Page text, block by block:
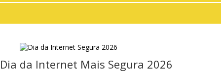
Dia da Internet Mais Segura 2026